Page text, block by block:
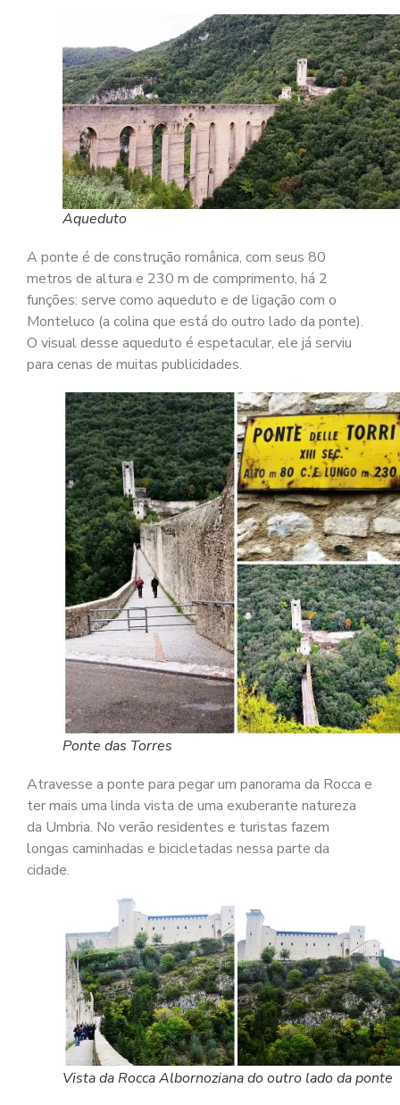
Aqueduto
A ponte é de construção românica, com seus 80
metros de altura e 230 m de comprimento, há 2
funções: serve como aqueduto e de ligação com o
Monteluco (a colina que está do outro lado da ponte).
O visual desse aqueduto é espetacular, ele já serviu
para cenas de muitas publicidades.
Ponte das Torres
Atravesse a ponte para pegar um panorama da Rocca e
ter mais uma linda vista de uma exuberante natureza
da Umbria. No verão residentes e turistas fazem
longas caminhadas e bicicletadas nessa parte da
cidade.
Vista da Rocca Albornoziana do outro lado da ponte